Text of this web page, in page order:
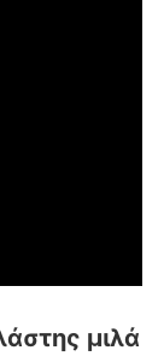
μιλά